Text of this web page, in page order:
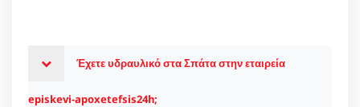
Έχετε υδραυλικό στα Σπάτα στην εταιρεία
episkevi-apoxetefsis24h;